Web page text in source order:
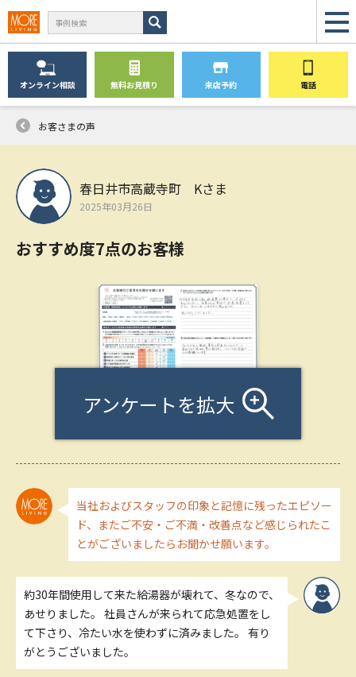
オンライン相談 無料お見積り 来店予約 電話
お客さまの声
春日井市高蔵寺町 Kさま
2025年03月26日
おすすめ度7点のお客様
アンケートを拡大
当社およびスタッフの印象と記憶に残ったエピソー
ド、またご不安・ご不満・改善点など感じられたこ
とがございましたらお聞かせ願います。
約30年間使用して来た給湯器が壊れて、冬なので、
あせりました。 社員さんが来られて応急処置をし
て下さり、冷たい水を使わずに済みました。 有り
がとうございました。